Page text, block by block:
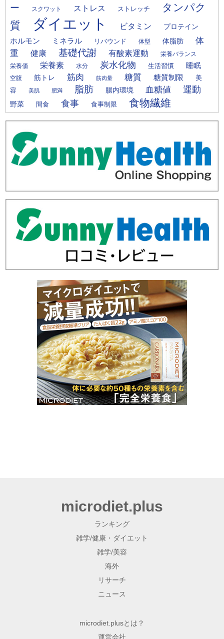
ー
スクワット ストレス ストレッチ
タンパク
質
ダイエット ビタミン
プロテイン
ホルモン
ミネラル リバウンド 体型 体脂肪
体
重
健康 基礎代謝 有酸素運動 栄養バランス
栄養価 栄養素 水分 炭水化物 生活習慣 睡眠
空腹 筋トレ 筋肉 筋肉量 糖質 糖質制限
美
容
美肌 肥満 脂肪 腸内環境 血糖値 運動
野菜 間食 食事 食事制限 食物繊維
microdiet.plus
ランキング
雑学/健康・ダイエット
雑学/美容
海外
リサーチ
ニュース
microdiet.plusとは？
運営会社